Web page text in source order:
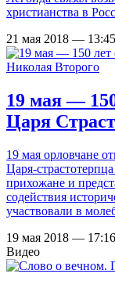
христианства в
21 мая 2018 — 13:45
19 мая —
Царя
19 мая орловчане
Царя-
прихожане и
содействия
участвовали в
19 мая 2018 — 17:16
Видео